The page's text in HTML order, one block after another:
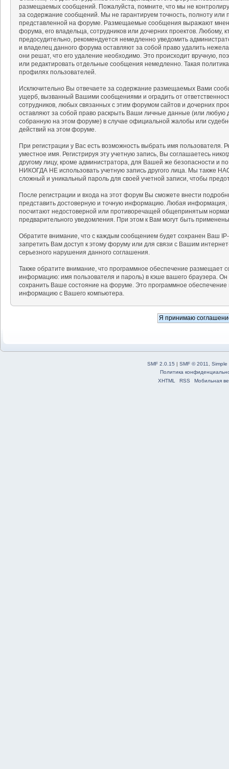
размещаемых сообщений. Пожалуйста, помните, что мы не
за содержание сообщений. Мы не гарантируем точность, полноту или
представленной на форуме. Размещаемые сообщения выражают
форума, его владельца, сотрудников или дочерних проектов. Любому,
предосудительно, рекомендуется немедленно уведомить
и владелец данного форума оставляют за собой право удалить
они решат, что его удаление необходимо. Это происходит вручную,
или редактировать отдельные сообщения немедленно. Такая
профилях пользователей.
Исключительно Вы отвечаете за содержание размещаемых Вами
ущерб, вызванный Вашими сообщениями и оградить от
сотрудников, любых связанных с этим форумом сайтов и дочерних
оставляют за собой право раскрыть Ваши личные данные (или
собранную на этом форуме) в случае официальной жалобы или
действий на этом форуме.
При регистрации у Вас есть возможность выбрать имя пользователя.
уместное имя. Регистрируя эту учетную запись, Вы соглашаетесь
другому лицу, кроме администратора, для Вашей же безопасности и
НИКОГДА НЕ использовать учетную запись другого лица. Мы также
сложный и уникальный пароль для своей учетной записи, чтобы
После регистрации и входа на этот форум Вы сможете внести
представить достоверную и точную информацию. Любая информация,
посчитают недостоверной или противоречащей общепринятым
предварительного уведомления. При этом к Вам могут быть
Обратите внимание, что с каждым сообщением будет сохранен Ваш
запретить Вам доступ к этому форуму или для связи с Вашим
серьезного нарушения данного соглашения.
Также обратите внимание, что программное обеспечение размещает
информацию: имя пользователя и пароль) в кэше вашего браузера.
сохранить Ваше состояние на форуме. Это программное обеспечение
информацию с Вашего компьютера.
SMF 2.0.15 | SMF © 2011
Simple
Политика
XHTML
RSS Мобильная